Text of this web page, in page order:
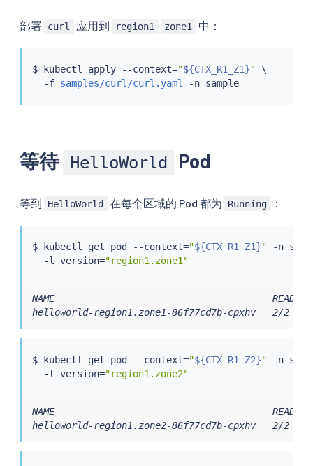
部署 curl 应用到 region1 zone1 中：
$ kubectl apply --context="${CTX_R1_Z1}" \
  -f
samples/curl/curl.yaml -n sample
等待 HelloWorld Pod
等到 HelloWorld 在每个区域的 Pod 都为 Running ：
$ kubectl get pod --context="${CTX_R1_Z1}" -n
  -l version
="region1.zone1"
NAME                                       READY
helloworld-region1.zone1-86f77cd7b-cpxhv   2/
$ kubectl get pod --context="${CTX_R1_Z2}" -n
  -l version
="region1.zone2"
NAME                                       READY
helloworld-region1.zone2-86f77cd7b-cpxhv   2/